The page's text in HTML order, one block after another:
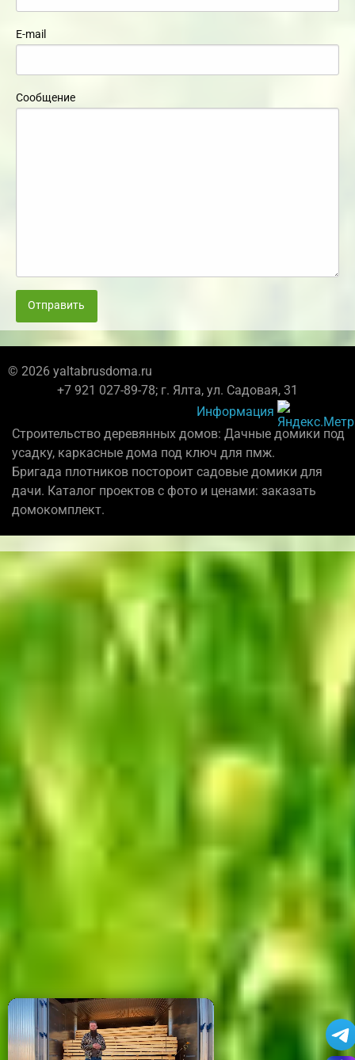
E-mail
Сообщение
Отправить
© 2026 yaltabrusdoma.ru
+7 921 027-89-78; г. Ялта, ул. Садовая, 31
Информация
Строительство деревянных домов: Дачные домики под
усадку, каркасные дома под ключ для пмж.
Бригада плотников постороит садовые домики для
дачи. Каталог проектов с фото и ценами: заказать
домокомплект.